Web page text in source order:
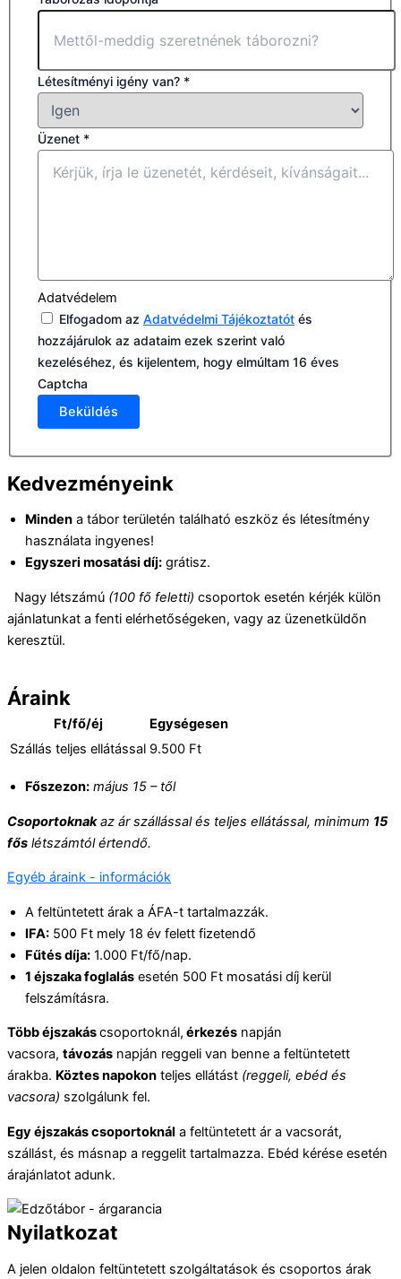
Létesítményi igény van? *
Üzenet *
Adatvédelem
Elfogadom az Adatvédelmi Tájékoztatót és
hozzájárulok az adataim ezek szerint való
kezeléséhez, és kijelentem, hogy elmúltam 16 éves
Captcha
Beküldés
Kedvezményeink
Minden a tábor területén található eszköz és létesítmény
használata ingyenes!
Egyszeri mosatási díj: grátisz.
Nagy létszámú (100 fő feletti) csoportok esetén kérjék külön
ajánlatunkat a fenti elérhetőségeken, vagy az üzenetküldőn
keresztül.
Áraink
Ft/fő/éj
Egységesen
Szállás teljes ellátással 9.500 Ft
Főszezon: május 15 – től
Csoportoknakaz ár szállással és teljes ellátással, minimum 15
fős létszámtól értendő.
Egyéb áraink - információk
A feltüntetett árak a ÁFA-t tartalmazzák.
IFA: 500 Ft mely 18 év felett fizetendő
Fűtés díja: 1.000 Ft/fő/nap.
1 éjszaka foglalás esetén 500 Ft mosatási díj kerül
felszámításra.
Több éjszakáscsoportoknál, érkezés napján
vacsora, távozás napján reggeli van benne a feltüntetett
árakba. Köztes napokon teljes ellátást (reggeli, ebéd és
vacsora) szolgálunk fel.
Egy éjszakás csoportoknál a feltüntetett ár a vacsorát,
szállást, és másnap a reggelit tartalmazza. Ebéd kérése esetén
árajánlatot adunk.
Nyilatkozat
A jelen oldalon feltüntetett szolgáltatások és csoportos árak